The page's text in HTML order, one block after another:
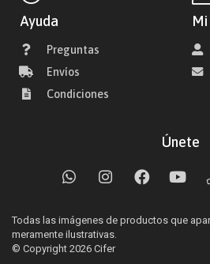
Ayuda
Preguntas
Envíos
Condiciones
Únete
Todas las imágenes de productos que
meramente ilustrativas.
© Copyright 2026 Cifer